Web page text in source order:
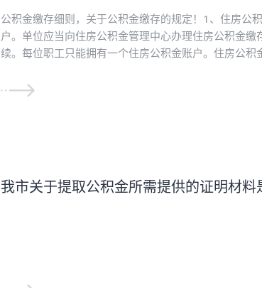
公积金缴存细则，关于公积金缴存的规定！1、住房公
户。单位应当向住房公积金管理中心办理住房公积金
续。每位职工只能拥有一个住房公积金账户。住房公
我市关于提取公积金所需提供的证明材料